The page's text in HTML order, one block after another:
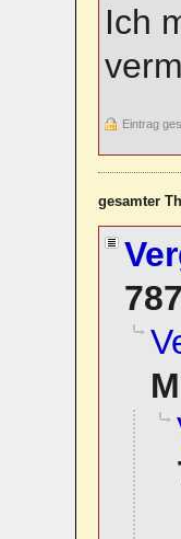
Ich
Eintrag
gesamter